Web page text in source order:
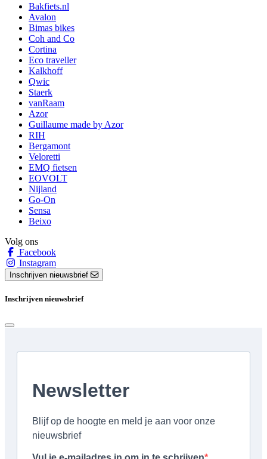
Bakfiets.nl
Avalon
Bimas bikes
Coh and Co
Cortina
Eco traveller
Kalkhoff
Qwic
Staerk
vanRaam
Azor
Guillaume made by Azor
RIH
Bergamont
Veloretti
EMQ fietsen
EOVOLT
Nijland
Go-On
Sensa
Beixo
Volg ons
Facebook
Instagram
Inschrijven nieuwsbrief
Inschrijven nieuwsbrief